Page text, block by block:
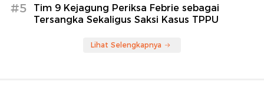
#5
Tim 9 Kejagung Periksa Febrie sebagai
Tersangka Sekaligus Saksi Kasus TPPU
Lihat Selengkapnya